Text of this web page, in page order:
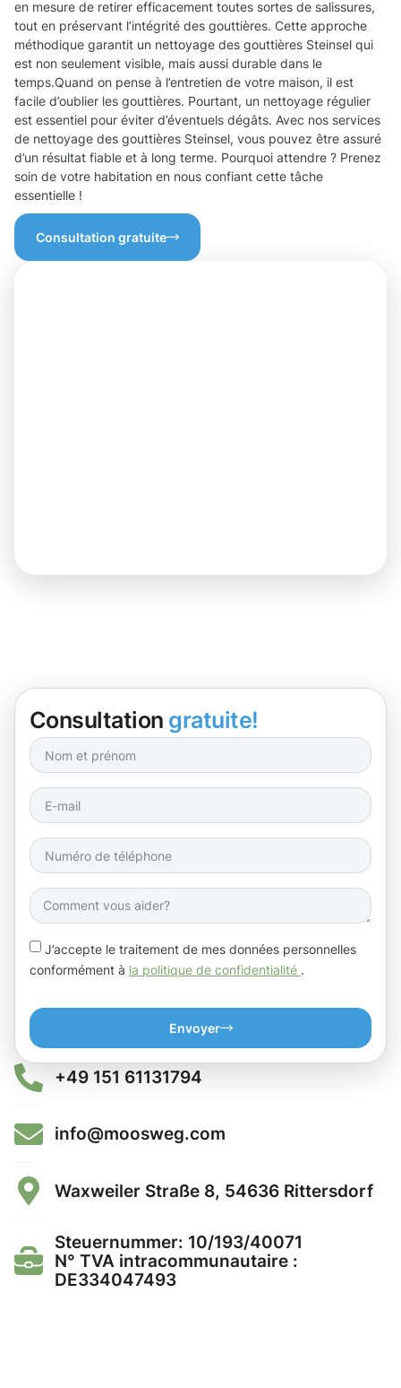
en mesure de retirer efficacement toutes sortes de salissures,
tout en préservant l’intégrité des gouttières. Cette approche
méthodique garantit un nettoyage des gouttières Steinsel qui
est non seulement visible, mais aussi durable dans le
temps.Quand on pense à l’entretien de votre maison, il est
facile d’oublier les gouttières. Pourtant, un nettoyage régulier
est essentiel pour éviter d’éventuels dégâts. Avec nos services
de nettoyage des gouttières Steinsel, vous pouvez être assuré
d’un résultat fiable et à long terme. Pourquoi attendre ? Prenez
soin de votre habitation en nous confiant cette tâche
essentielle !
Consultation gratuite
Consultation gratuite!
J’accepte le traitement de mes données personnelles
conformément à la politique de confidentialité .
Envoyer
+49 151 61131794
info@moosweg.com
Waxweiler Straße 8, 54636 Rittersdorf
Steuernummer: 10/193/40071
N° TVA intracommunautaire :
DE334047493